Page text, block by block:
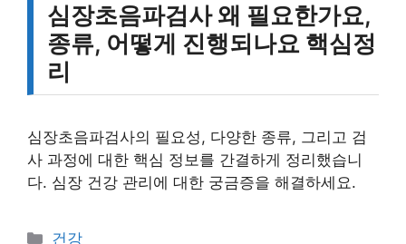
심장초음파검사 왜 필요한가요,
종류, 어떻게 진행되나요 핵심정
리
심장초음파검사의 필요성, 다양한 종류, 그리고 검
사 과정에 대한 핵심 정보를 간결하게 정리했습니
다. 심장 건강 관리에 대한 궁금증을 해결하세요.
카
건강